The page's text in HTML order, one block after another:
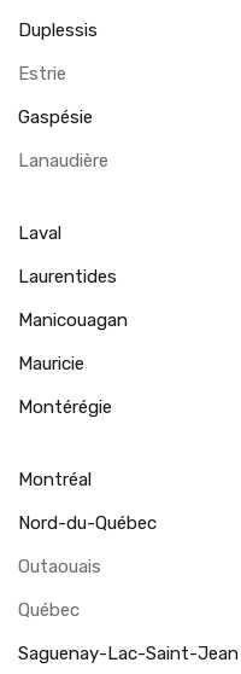
Duplessis
Estrie
Gaspésie
Lanaudière
Laval
Laurentides
Manicouagan
Mauricie
Montérégie
Montréal
Nord-du-Québec
Outaouais
Québec
Saguenay-Lac-Saint-Jean